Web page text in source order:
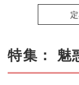
特集： 魅